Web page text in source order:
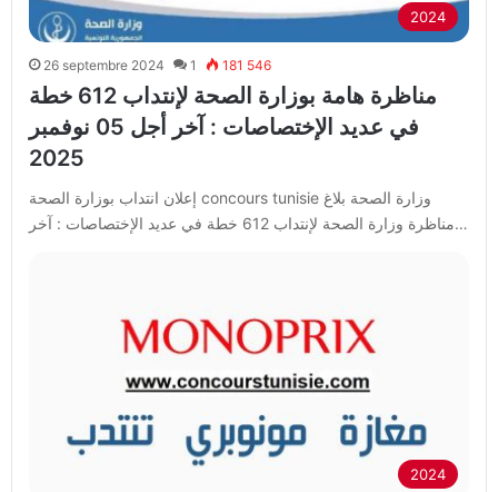
2024
26 septembre 2024 1 181 546
مناظرة هامة بوزارة الصحة لإنتداب 612 خطة
في عديد الإختصاصات : آخر أجل 05 نوفمبر
2025
إعلان انتداب بوزارة الصحة concours tunisie وزارة الصحة بلاغ
مناظرة وزارة الصحة لإنتداب 612 خطة في عديد الإختصاصات : آخر…
2024